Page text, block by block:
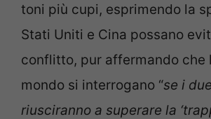
toni più cupi, esprimendo la
Stati Uniti e Cina possano
conflitto, pur affermando che
mondo si interrogano “se i
riusciranno a superare la